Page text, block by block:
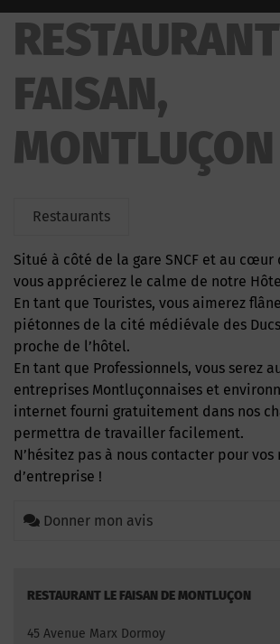
FAISAN,
MONTLUÇON
Restaurants
Situé à côté de la gare SNCF et au cœur du centre-ville,
vous apprécierez le calme de notre
En tant que Touristes, vous aimerez
piétonnes de la cité médiévale des
proche de l’hôtel.
En tant que Professionnels, vous serez
entreprises Montluçonnaises et
internet fourni gratuitement dans nos
permettra de travailler facilement.
N’hésitez pas à nous contacter pour vos
d’entreprise !
Donner mon avis
RESTAURANT LE FAISAN DE MONTLUÇON
45 Avenue Marx Dormoy